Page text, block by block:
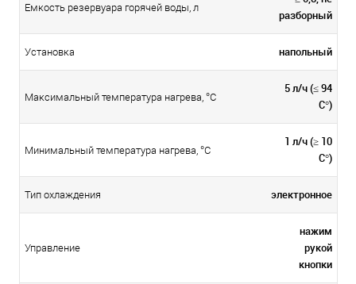
Емкость резервуара горячей воды, л
разборный
Установка напольный
Максимальный температура нагрева, °С
5 л/ч (≤ 94
C°)
Минимальный температура нагрева, °С
1 л/ч (≥ 10
C°)
Тип охлаждения электронное
Управление
нажим
рукой
кнопки